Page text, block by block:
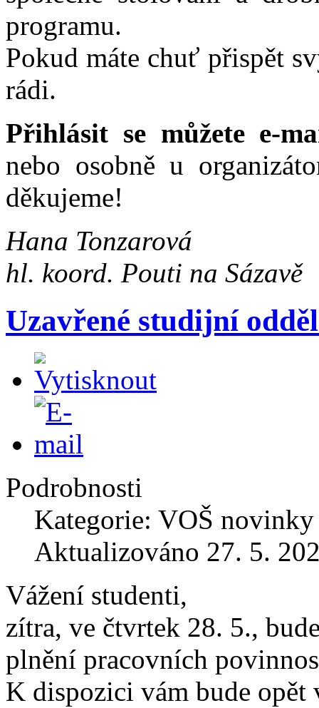
programu.
Pokud máte chuť přispět
rádi.
Přihlásit se můžete
nebo osobně u
děkujeme!
Hana Tonzarová
hl. koord. Pouti na Sázavě
Uzavřené studijní
Podrobnosti
Kategorie: VOŠ novinky
Aktualizováno 27. 5.
Vážení studenti,
zítra, ve čtvrtek 28. 5.,
plnění pracovních
K dispozici vám bude opět